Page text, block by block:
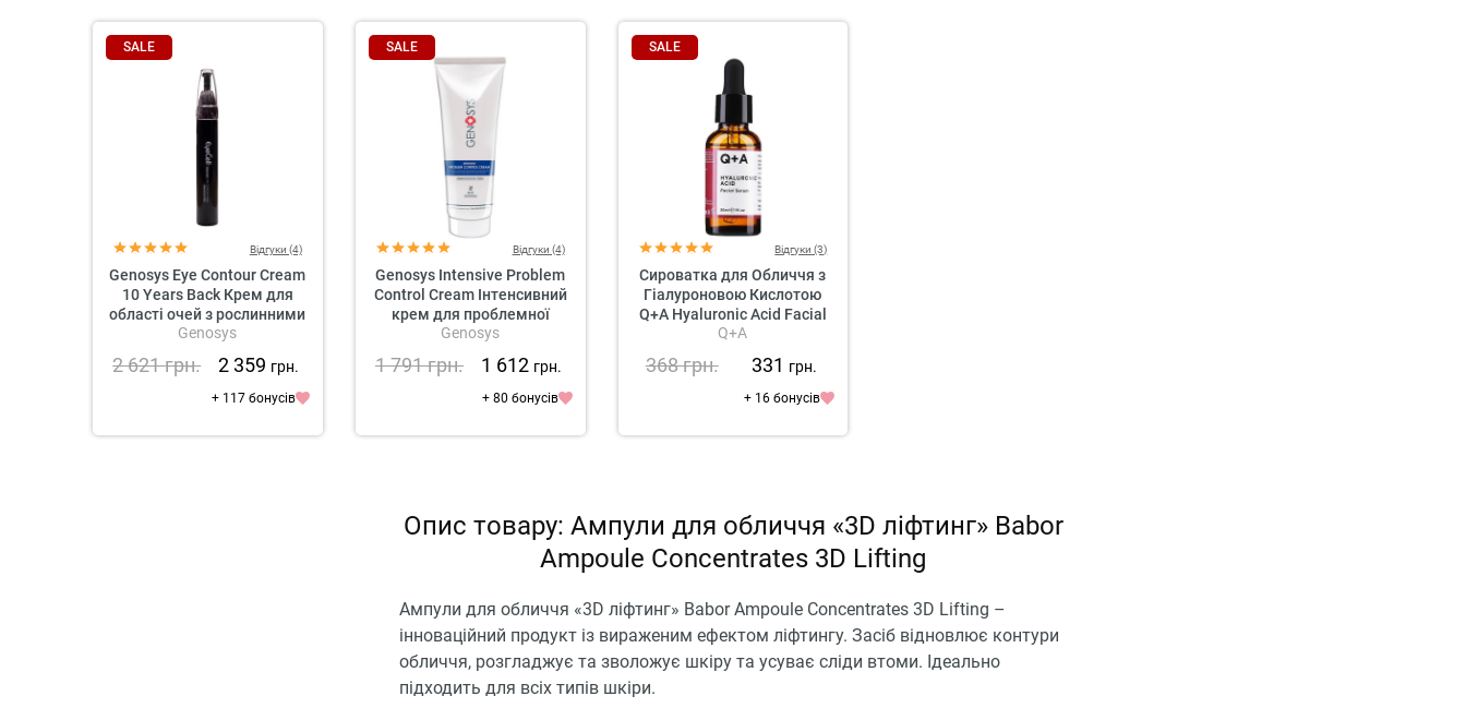
SALE
Відгуки (4)
Genosys Eye Contour Cream
10 Years Back Крем для
області очей з рослинними
стовбуровими клітинами
Genosys
2 621грн. 2 359 грн.
+ 117 бонусів
SALE
Відгуки (4)
Genosys Intensive Problem
Control Cream Інтенсивний
крем для проблемної
шкіри
Genosys
1 791грн. 1 612 грн.
+ 80 бонусів
SALE
Відгуки (3)
Сироватка для Обличчя з
Гіалуроновою Кислотою
Q+A Hyaluronic Acid Facial
Serum
Q+A
368грн. 331 грн.
+ 16 бонусів
Опис товару: Ампули для обличчя «3D ліфтинг» Babor
Ampoule Concentrates 3D Lifting
Ампули для обличчя «3D ліфтинг» Babor Ampoule Concentrates 3D Lifting –
інноваційний продукт із вираженим ефектом ліфтингу. Засіб відновлює контури
обличчя, розгладжує та зволожує шкіру та усуває сліди втоми. Ідеально
підходить для всіх типів шкіри.